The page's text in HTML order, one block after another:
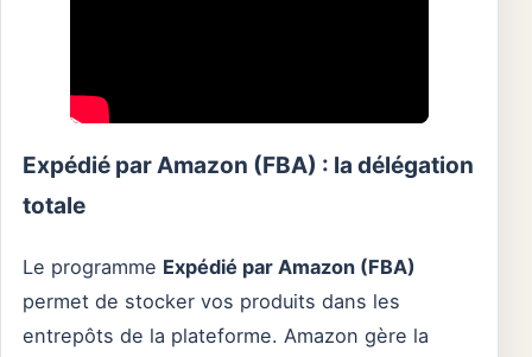
Expédié par Amazon (FBA) : la délégation
totale
Le programme Expédié par Amazon (FBA)
permet de stocker vos produits dans les
entrepôts de la plateforme. Amazon gère la